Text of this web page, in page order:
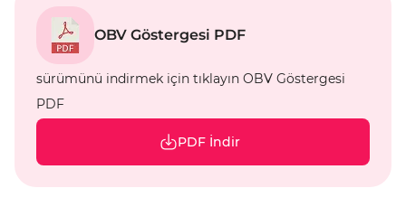
OBV Göstergesi PDF
sürümünü indirmek için tıklayın OBV Göstergesi
PDF
PDF İndir